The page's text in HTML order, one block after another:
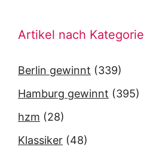
Artikel nach Kategorie
Berlin gewinnt (339)
Hamburg gewinnt (395)
hzm (28)
Klassiker (48)